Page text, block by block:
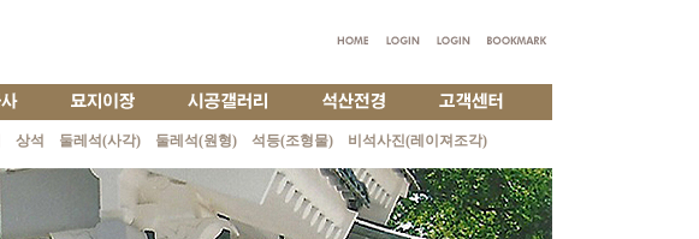
상석 둘레석(사각) 둘레석(원형) 석등(조형물) 비석사진(레이져조각)